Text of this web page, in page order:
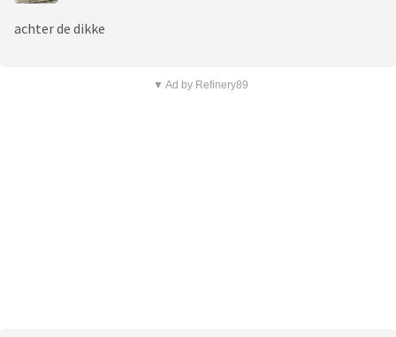
achter de dikke
▼ Ad by Refinery89